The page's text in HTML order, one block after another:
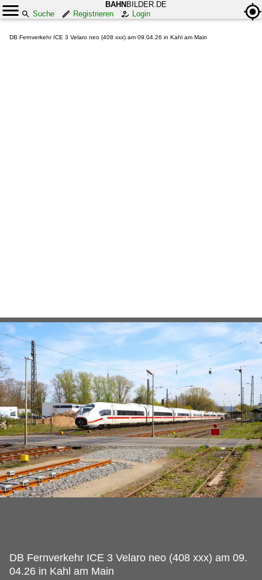
BAHN BILDER.DE
Suche
Registrieren Login
DB Fernverkehr ICE 3 Velaro neo (408 xxx) am 09.04.26 in Kahl am Main
DB Fernverkehr ICE 3 Velaro neo (408 xxx) am 09.
04.26 in Kahl am Main